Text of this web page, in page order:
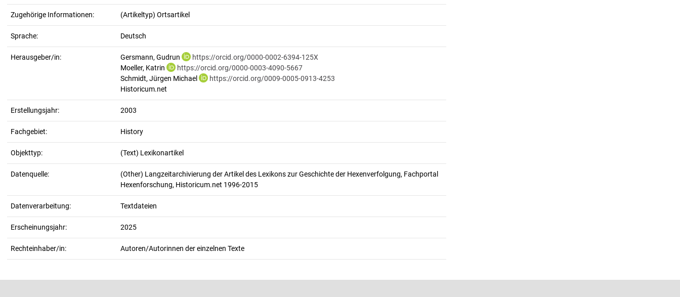
Zugehörige Informationen: (Artikeltyp) Ortsartikel
Sprache: Deutsch
Herausgeber/in: Gersmann, Gudrun
https://orcid.org/0000-0002-6394-125X
Moeller, Katrin
https://orcid.org/0000-0003-4090-5667
Schmidt, Jürgen Michael
https://orcid.org/0009-0005-0913-4253
Historicum.net
Erstellungsjahr: 2003
Fachgebiet: History
Objekttyp: (Text) Lexikonartikel
Datenquelle:
(Other) Langzeitarchivierung der Artikel des Lexikons zur Geschichte der Hexenverfolgung, Fachportal
Hexenforschung, Historicum.net 1996-2015
Datenverarbeitung: Textdateien
Erscheinungsjahr: 2025
Rechteinhaber/in: Autoren/Autorinnen der einzelnen Texte